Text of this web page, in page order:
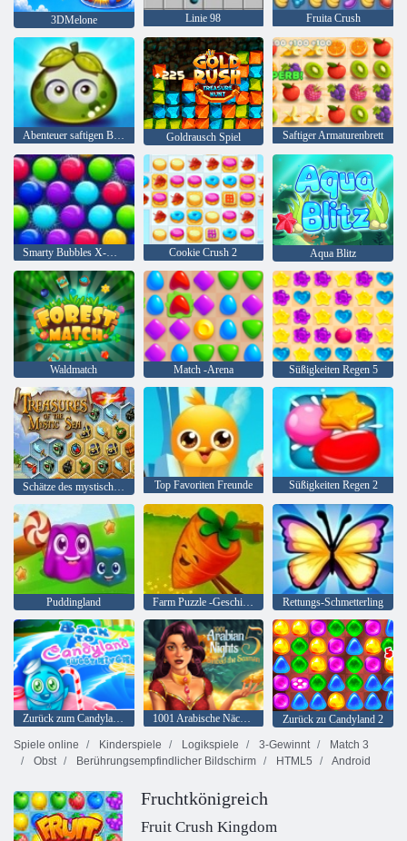
3DMelone Linie 98 Fruita Crush
Abenteuer saftigen Beeren Goldrausch Spiel Saftiger Armaturenbrett
Smarty Bubbles X-Mas Cookie Crush 2 Aqua Blitz
Waldmatch Match -Arena Süßigkeiten Regen 5
Top Favoriten Freunde Süßigkeiten Regen 2
Puddingland Farm Puzzle -Geschichte Rettungs-Schmetterling
1001 Arabische Nächte 5: Sinbad der Seemann
Zurück zu Candyland 2
Spiele online
Kinderspiele Logikspiele 3-Gewinnt
Match 3
Obst
Berührungsempfindlicher Bildschirm HTML5 Android
Fruchtkönigreich
Fruit Crush Kingdom